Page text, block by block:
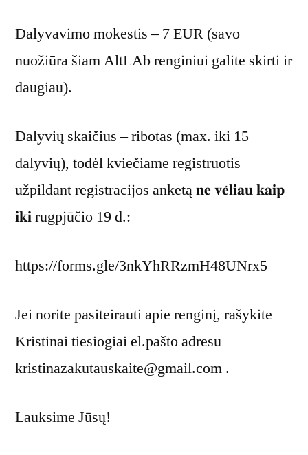
Dalyvavimo mokestis – 7 EUR (savo
nuožiūra šiam AltLAb renginiui galite skirti ir
daugiau).
Dalyvių skaičius – ribotas (max. iki 15
dalyvių), todėl kviečiame registruotis
užpildant registracijos anketą 𝐧𝐞 𝐯𝐞̇𝐥𝐢𝐚𝐮 𝐤𝐚𝐢𝐩
𝐢𝐤𝐢 rugpjūčio 19 d.:
https://forms.gle/3nkYhRRzmH48UNrx5
Jei norite pasiteirauti apie renginį, rašykite
Kristinai tiesiogiai el.pašto adresu
kristinazakutauskaite@gmail.com .
Lauksime Jūsų!